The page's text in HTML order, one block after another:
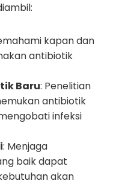
kapan dan
antibiotik
Baru: Penelitian
antibiotik
infeksi
: Menjaga
baik dapat
akan